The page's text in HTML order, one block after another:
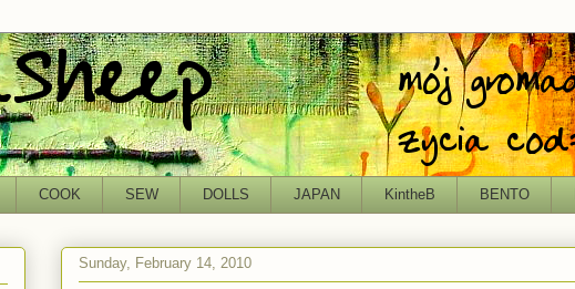
COOK SEW DOLLS JAPAN KintheB BENTO
Sunday, February 14, 2010